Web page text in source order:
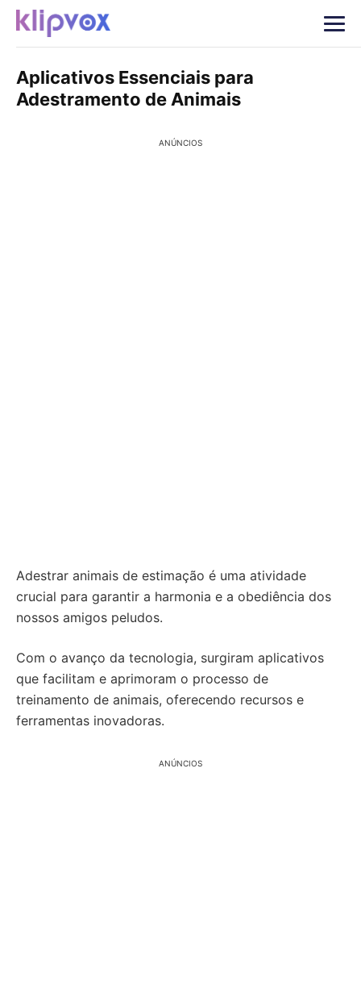
Aplicativos Essenciais para
Adestramento de Animais
ANÚNCIOS
Adestrar animais de estimação é uma atividade
crucial para garantir a harmonia e a obediência dos
nossos amigos peludos.
Com o avanço da tecnologia, surgiram aplicativos
que facilitam e aprimoram o processo de
treinamento de animais, oferecendo recursos e
ferramentas inovadoras.
ANÚNCIOS